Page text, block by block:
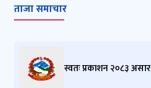
ताजा समाचार
स्वतः प्रकाशन २०८३ असार